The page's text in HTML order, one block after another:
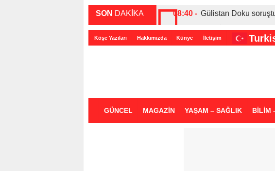
SON DAKİKA 08:40 - Gülistan Doku
00:27 - ABD-İran gerilimi
00:35 - Bir sigara grubuna
Köşe Yazıları Hakkımızda Künye İletişim
GÜNCEL MAGAZİN YAŞAM – SAĞLIK BİLİM